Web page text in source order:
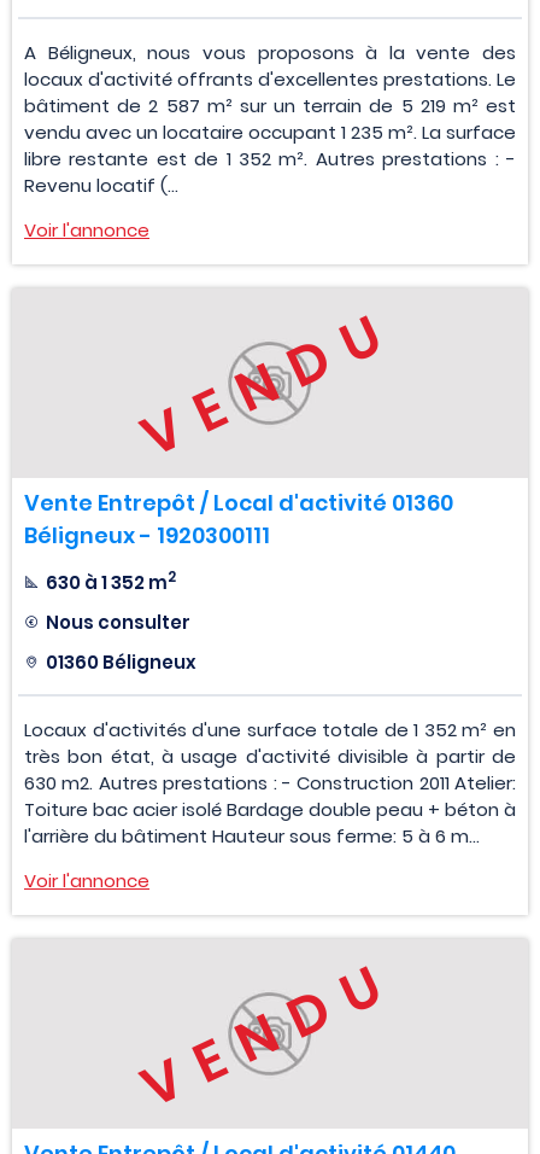
A Béligneux, nous vous proposons à la vente des
locaux d'activité offrants d'excellentes prestations. Le
bâtiment de 2 587 m² sur un terrain de 5 219 m² est
vendu avec un locataire occupant 1 235 m². La surface
libre restante est de 1 352 m². Autres prestations : -
Revenu locatif (...
Voir l'annonce
VENDU
Vente Entrepôt / Local d'activité 01360
Béligneux - 1920300111
630 à 1 352 m2
Nous consulter
01360 Béligneux
Locaux d'activités d'une surface totale de 1 352 m² en
très bon état, à usage d'activité divisible à partir de
630 m2. Autres prestations : - Construction 2011 Atelier:
Toiture bac acier isolé Bardage double peau + béton à
l'arrière du bâtiment Hauteur sous ferme: 5 à 6 m...
Voir l'annonce
VENDU